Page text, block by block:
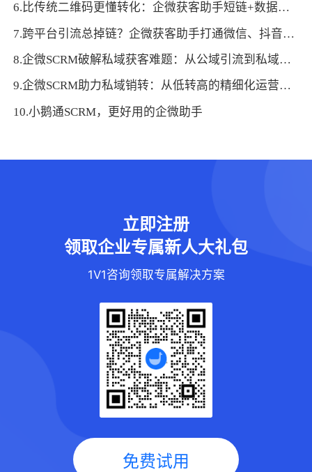
6.比传统二维码更懂转化：企微获客助手短链+数据看板，打通投放-运营闭环
7.跨平台引流总掉链？企微获客助手打通微信、抖音、官网转化通路
8.企微SCRM破解私域获客难题：从公域引流到私域沉淀的全流程方案
9.企微SCRM助力私域销转：从低转高的精细化运营路径
10.小鹅通SCRM，更好用的企微助手
立即注册
领取企业专属新人大礼包
1V1咨询领取专属解决方案
免费试用